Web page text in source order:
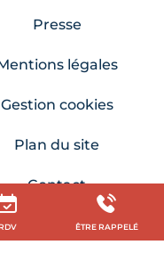
ÊTRE RAPPELÉ
Presse
légales
Gestion cookies
Plan du site
Contact